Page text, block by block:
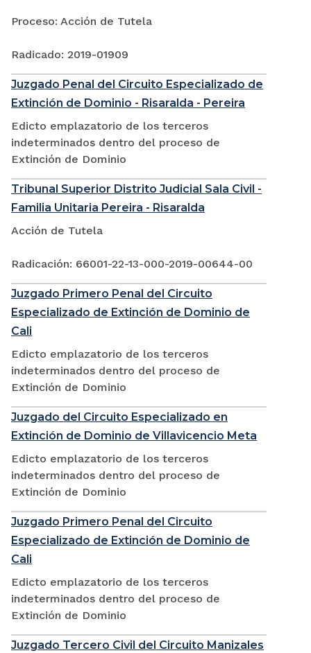
Proceso: Acción de Tutela
Radicado: 2019-01909
Juzgado Penal del Circuito Especializado de
Extinción de Dominio - Risaralda - Pereira
Edicto emplazatorio de los terceros
indeterminados dentro del proceso de
Extinción de Dominio
Tribunal Superior Distrito Judicial Sala Civil -
Familia Unitaria Pereira - Risaralda
Acción de Tutela
Radicación: 66001-22-13-000-2019-00644-00
Juzgado Primero Penal del Circuito
Especializado de Extinción de Dominio de
Cali
Edicto emplazatorio de los terceros
indeterminados dentro del proceso de
Extinción de Dominio
Juzgado del Circuito Especializado en
Extinción de Dominio de Villavicencio Meta
Edicto emplazatorio de los terceros
indeterminados dentro del proceso de
Extinción de Dominio
Juzgado Primero Penal del Circuito
Especializado de Extinción de Dominio de
Cali
Edicto emplazatorio de los terceros
indeterminados dentro del proceso de
Extinción de Dominio
Juzgado Tercero Civil del Circuito Manizales